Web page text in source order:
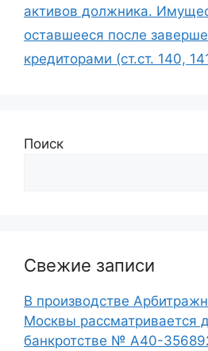
активов должника.
оставшееся после
кредиторами (ст.ст. 140,
Поиск
Свежие записи
В производстве
Москвы рассматривается
банкротстве № А40-